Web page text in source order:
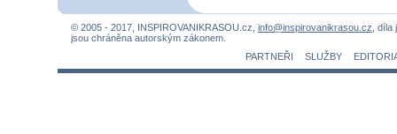
© 2005 - 2017, INSPIROVANIKRASOU.cz, info@inspirovanikrasou.cz ,
jsou chráněna autorským zákonem.
PARTNEŘI
SLUŽBY